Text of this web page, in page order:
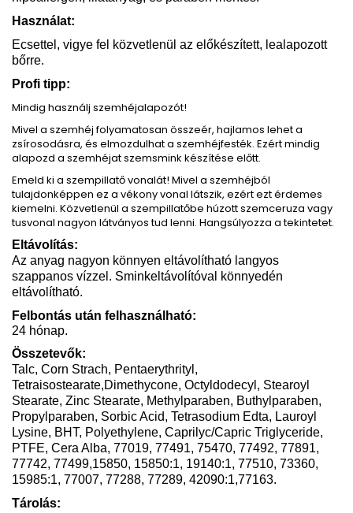
Használat:
Ecsettel, vigye fel közvetlenül az előkészített, lealapozott
bőrre.
Profi tipp:
Mindig használj szemhéjalapozót!
Mivel a szemhéj folyamatosan összeér, hajlamos lehet a
zsírosodásra, és elmozdulhat a szemhéjfesték. Ezért mindig
alapozd a szemhéjat szemsmink készítése előtt.
Emeld ki a szempillatő vonalát! Mivel a szemhéjból
tulajdonképpen ez a vékony vonal látszik, ezért ezt érdemes
kiemelni. Közvetlenül a szempillatőbe húzott szemceruza vagy
tusvonal nagyon látványos tud lenni. Hangsúlyozza a tekintetet.
Eltávolítás:
Az anyag nagyon könnyen eltávolítható langyos
szappanos vízzel. Sminkeltávolítóval könnyedén
eltávolítható.
Felbontás után felhasználható:
24 hónap.
Összetevők:
Talc, Corn Strach, Pentaerythrityl,
Tetraisostearate,Dimethycone, Octyldodecyl, Stearoyl
Stearate, Zinc Stearate, Methylparaben, Buthylparaben,
Propylparaben, Sorbic Acid, Tetrasodium Edta, Lauroyl
Lysine, BHT, Polyethylene, Caprilyc/Capric Triglyceride,
PTFE, Cera Alba, 77019, 77491, 75470, 77492, 77891,
77742, 77499,15850, 15850:1, 19140:1, 77510, 73360,
15985:1, 77007, 77288, 77289, 42090:1,77163.
Tárolás: